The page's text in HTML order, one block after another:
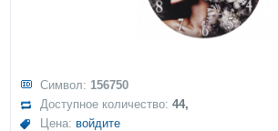
Символ: 156750
Доступное количество:44,
Цена: войдите